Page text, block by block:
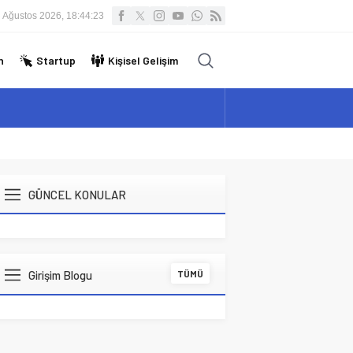
Ağustos 2026, 18:44:23
Startup Kişisel Gelişim
GÜNCEL KONULAR
Girişim Blogu TÜMÜ